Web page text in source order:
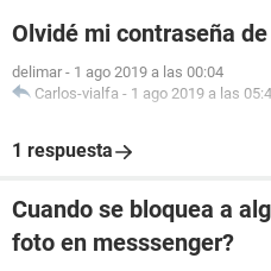
Olvidé mi contraseña
delimar - 1 ago 2019 a las 00:04
Carlos-vialfa - 1 ago 2019 a las
1 respuesta
Cuando se bloquea a
foto en messsenger?